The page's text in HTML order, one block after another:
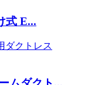
式 E...